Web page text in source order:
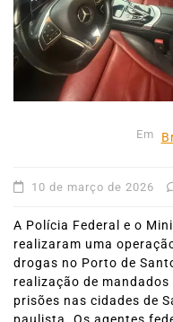
Em
10 de março de 2026
A Polícia Federal e o
realizaram uma
drogas no Porto de
realização de
prisões nas cidades de